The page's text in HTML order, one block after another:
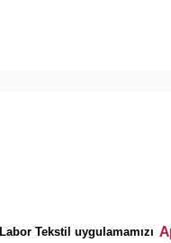
Labor Tekstil uygulamamızı